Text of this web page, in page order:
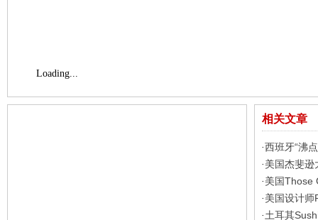
Loading...
相关文章
·西班牙“沸
· 美国杰斐逊
· 美国Those
· 美国设计
· 土耳其